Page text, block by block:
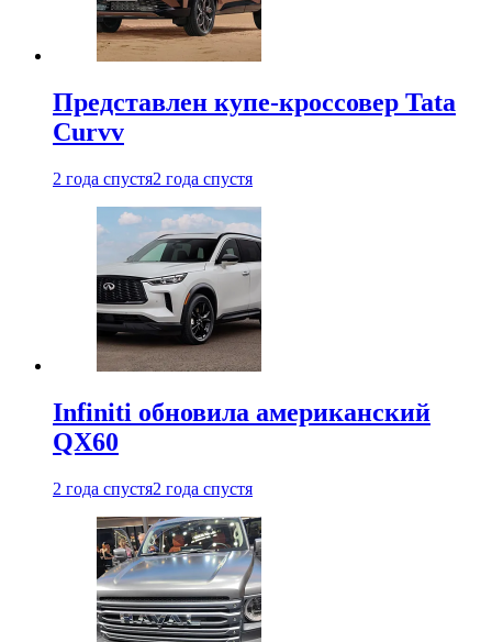
Представлен купе-кроссовер Tata
Curvv
2 года спустя2 года спустя
Infiniti обновила американский
QX60
2 года спустя2 года спустя